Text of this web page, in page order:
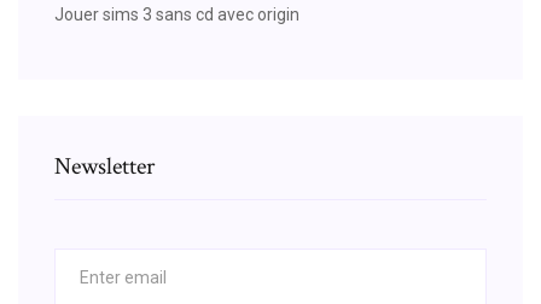
Jouer sims 3 sans cd avec origin
Newsletter